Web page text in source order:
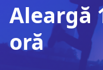
Aleargă
oră